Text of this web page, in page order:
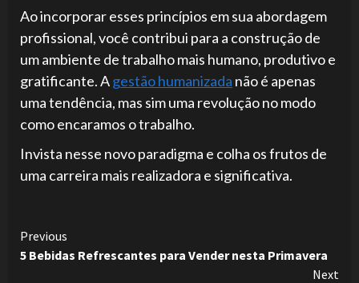
Ao incorporar esses princípios em sua abordagem
profissional, você contribui para a construção de
um ambiente de trabalho mais humano, produtivo e
gratificante. Agestão humanizada não é apenas
uma tendência, mas sim uma revolução no modo
como encaramos o trabalho.
Invista nesse novo paradigma e colha os frutos de
uma carreira mais realizadora e significativa.
Continue
Reading
Previous
5 Bebidas Refrescantes para Vender nesta Primavera
Next